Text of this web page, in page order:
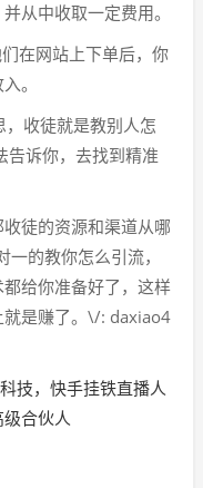
从中收取一定费用。
在网站上下单后，你
。
收徒就是教别人怎
告诉你，去找到精准
徒的资源和渠道从哪
的教你怎么引流，
给你准备好了，这样
就是赚了。\/: daxiao4